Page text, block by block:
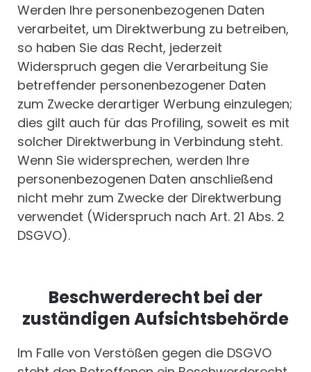
Werden Ihre personenbezogenen Daten
verarbeitet, um Direktwerbung zu betreiben,
so haben Sie das Recht, jederzeit
Widerspruch gegen die Verarbeitung Sie
betreffender personenbezogener Daten
zum Zwecke derartiger Werbung einzulegen;
dies gilt auch für das Profiling, soweit es mit
solcher Direktwerbung in Verbindung steht.
Wenn Sie widersprechen, werden Ihre
personenbezogenen Daten anschließend
nicht mehr zum Zwecke der Direktwerbung
verwendet (Widerspruch nach Art. 21 Abs. 2
DSGVO).
Beschwerderecht bei der
zuständigen Aufsichtsbehörde
Im Falle von Verstößen gegen die DSGVO